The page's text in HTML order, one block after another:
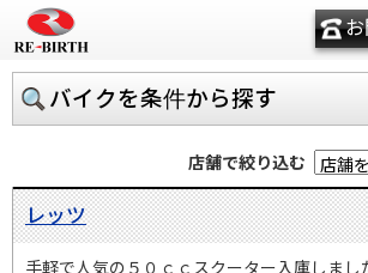
バイクを条件から探す
店舗で絞り込む
レッツ
手軽で人気の５０ｃｃスクーター入庫しまし